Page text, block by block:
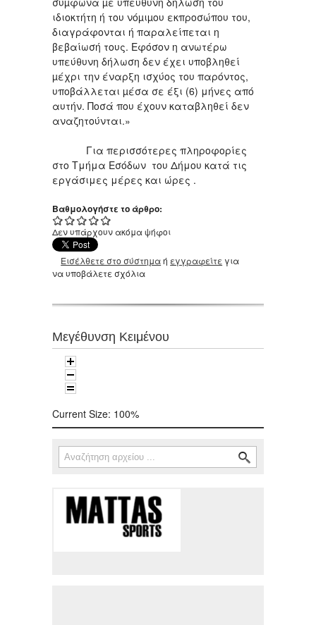
ιδιοκτήτη ή του νόµιµου εκπροσώπου του,
διαγράφονται ή παραλείπεται η
βεβαίωσή τους. Εφόσον η ανωτέρω
υπεύθυνη δήλωση δεν έχει υποβληθεί
µέχρι την έναρξη ισχύος του παρόντος,
υποβάλλεται µέσα σε έξι (6) μήνες από
αυτήν. Ποσά που έχουν καταβληθεί δεν
αναζητούνται.»
Για περισσότερες πληροφορίες
στο Τμήμα Εσόδων του Δήμου κατά τις
εργάσιμες μέρες και ώρες .
Βαθμολογήστε το άρθρο:
Δεν υπάρχουν ακόμα ψήφοι
Εισέλθετε στο σύστημαή εγγραφείτε για
να υποβάλετε σχόλια
Μεγέθυνση Κειμένου
Current Size: 100%
Φόρμα αναζήτησης
Αναζήτηση